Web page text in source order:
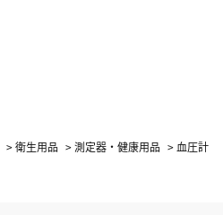
>衛生用品 >測定器・健康用品 > 血圧計